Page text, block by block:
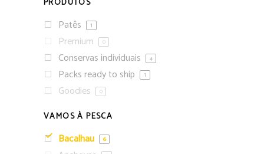
Patês 1
Premium 0
Conservas individuais 4
Packs ready to ship 1
Goodies 0
VAMOS À PESCA
Bacalhau 6